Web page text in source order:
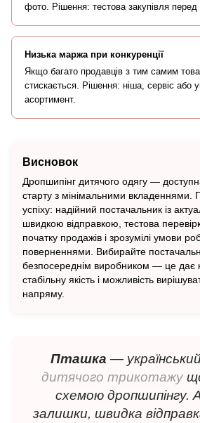
фото. Рішення: тестова закупівля перед
Низька маржа при конкуренції
Якщо багато продавців з тим самим
стискається. Рішення: ніша, сервіс або
асортимент.
Висновок
Дропшипінг дитячого одягу —
старту з мінімальними вкладеннями.
успіху: надійний постачальник із
швидкою відправкою, тестова
початку продажів і зрозумілі умови
поверненнями. Вибирайте
безпосереднім виробником — це дає
стабільну якість і можливість
напряму.
Пташка —
дитячого трикотажу
схемою дропшипінгу.
залишки, швидка